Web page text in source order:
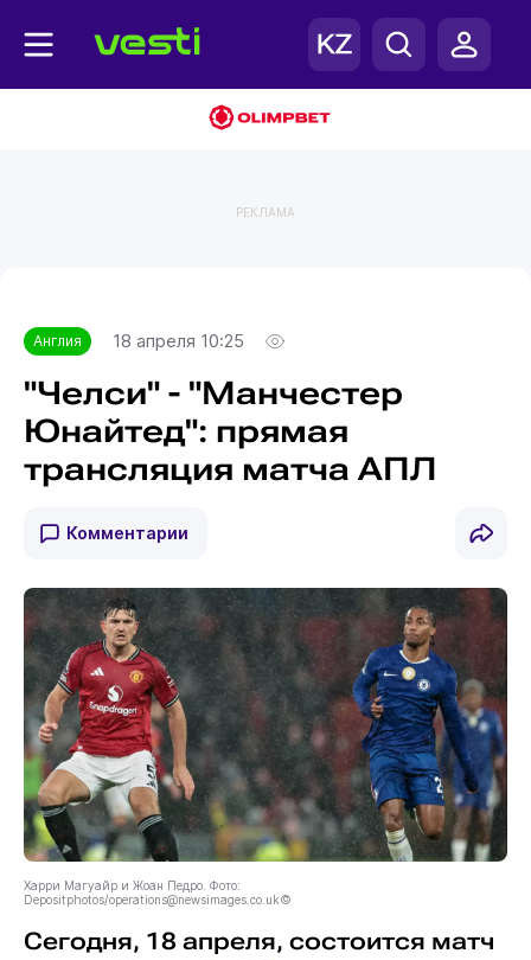
РЕКЛАМА
Англия 18 апреля 10:25
"Челси" - "Манчестер
Юнайтед": прямая
трансляция матча АПЛ
Комментарии
Харри Магуайр и Жоан Педро. Фото:
Depositphotos/operations@newsimages.co.uk©
Сегодня, 18 апреля, состоится матч